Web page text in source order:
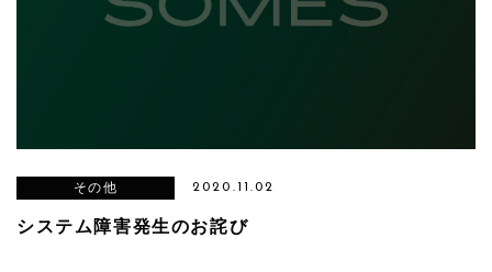
その他 2020.11.02
システム障害発生のお詫び